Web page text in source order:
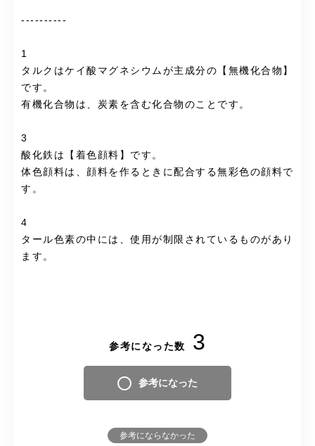
----------
1
タルクはケイ酸マグネシウムが主成分の【無機化合物】
です。
有機化合物は、炭素を含む化合物のことです。
3
酸化鉄は【着色顔料】です。
体色顔料は、顔料を作るときに配合する無彩色の顔料で
す。
4
タール色素の中には、使用が制限されているものがあり
ます。
参考になった数 3
参考になった
参考にならなかった